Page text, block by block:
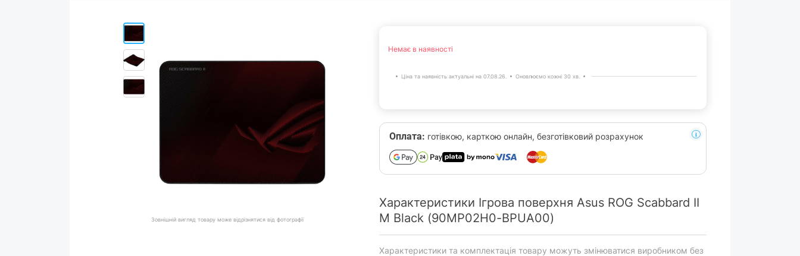
Зовнішній вигляд товару може відрізнятися від фотографії
Немає в наявності
Ціна та наявність актуальні на 07.08.26. Оновлюємо кожні 30 хв.
Оплата: готівкою, карткою онлайн, безготівковий розрахунок
Характеристики Ігрова поверхня Asus ROG Scabbard II
M Black (90MP02H0-BPUA00)
Характеристики та комплектація товару можуть змінюватися виробником без